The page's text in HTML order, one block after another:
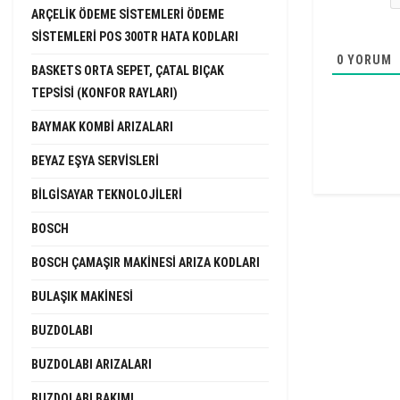
0 YORUM
ARÇELIK ÖDEME SISTEMLERI ÖDEME
SISTEMLERI POS 300TR HATA KODLARI
BASKETS ORTA SEPET, ÇATAL BIÇAK
TEPSISI (KONFOR RAYLARI)
BAYMAK KOMBI ARIZALARI
BEYAZ EŞYA SERVISLERI
BILGISAYAR TEKNOLOJILERI
BOSCH
BOSCH ÇAMAŞIR MAKINESI ARIZA KODLARI
BULAŞIK MAKINESI
BUZDOLABI
BUZDOLABI ARIZALARI